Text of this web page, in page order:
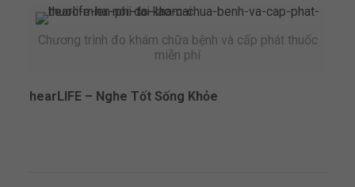
Chương trình đo khám chữa bệnh và cấp phát thuốc
miễn phí
hearLIFE – Nghe Tốt Sống Khỏe